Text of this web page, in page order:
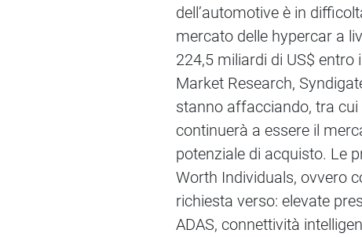
dell’automotive è in
mercato delle hypercar a
224,5 miliardi di US$ entro
Market Research,
stanno affacciando, tra cui
continuerà a essere il
potenziale di acquisto. Le
Worth Individuals, ovvero
richiesta verso: elevate
ADAS, connettività